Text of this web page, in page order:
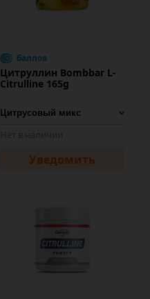
баллов
Цитруллин Bombbar L-
Сitrulline 165g
Уведомить